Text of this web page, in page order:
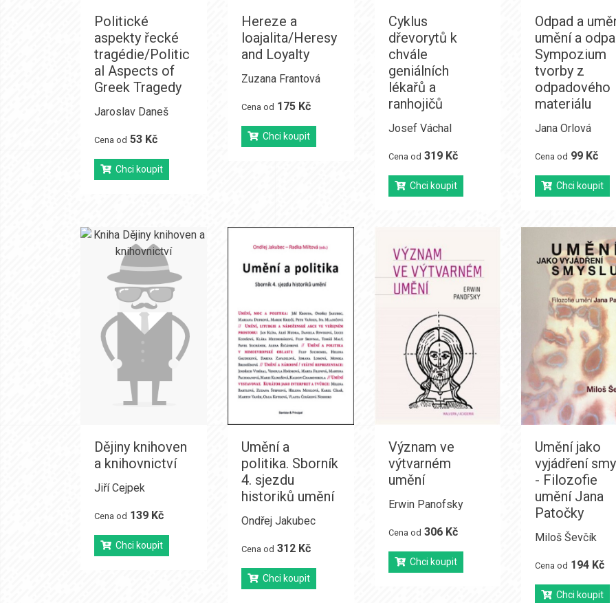
Politické
aspekty řecké
tragédie/Politic
al Aspects of
Greek Tragedy
Jaroslav Daneš
Cena od 53 Kč
Chci koupit
Hereze a
loajalita/Heresy
and Loyalty
Zuzana Frantová
Cena od 175 Kč
Chci koupit
Cyklus
dřevorytů k
chvále
geniálních
lékařů a
ranhojičů
Josef Váchal
Cena od 319 Kč
Chci koupit
Odpad a
umění a
Sympozium
tvorby z
odpadového
materiálu
Jana Orlová
Cena od 99 Kč
Chci koupit
Dějiny knihoven
a knihovnictví
Jiří Cejpek
Cena od 139 Kč
Chci koupit
Umění a
politika. Sborník
4. sjezdu
historiků umění
Ondřej Jakubec
Cena od 312 Kč
Chci koupit
Význam ve
výtvarném
umění
Erwin Panofsky
Cena od 306 Kč
Chci koupit
Umění jako
vyjádření
- Filozofie
umění Jana
Patočky
Miloš Ševčík
Cena od 194 Kč
Chci koupit